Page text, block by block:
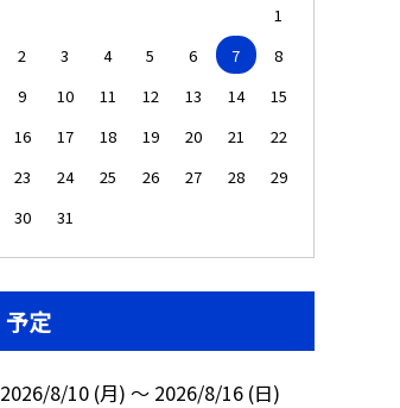
1
2
3 4 5 6 7
8
9
10 11 12 13 14
15
16
17 18 19 20 21
22
23
24 25 26 27 28
29
30
31
予定
2026/8/10 (月) ～ 2026/8/16 (日)